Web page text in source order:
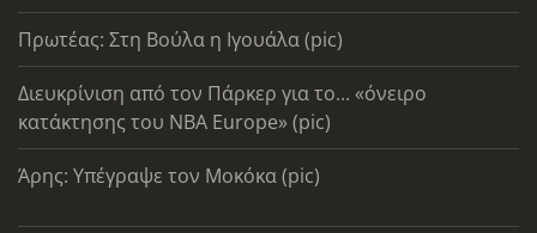
Πρωτέας: Στη Βούλα η Ιγουάλα (pic)
Διευκρίνιση από τον Πάρκερ για το... «όνειρο
κατάκτησης του ΝΒΑ Europe» (pic)
Άρης: Υπέγραψε τον Μοκόκα (pic)